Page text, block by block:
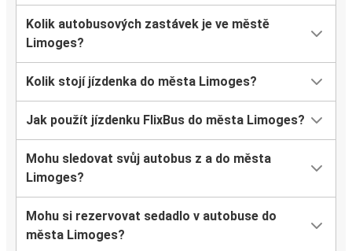
Kolik autobusových zastávek je ve městě
Limoges?
Kolik stojí jízdenka do města Limoges?
Jak použít jízdenku FlixBus do města Limoges?
Mohu sledovat svůj autobus z a do města
Limoges?
Mohu si rezervovat sedadlo v autobuse do
města Limoges?